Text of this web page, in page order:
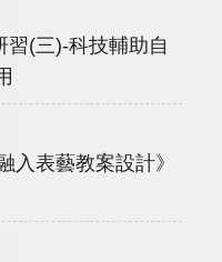
(三)-科技輔助自
入表藝教案設計》